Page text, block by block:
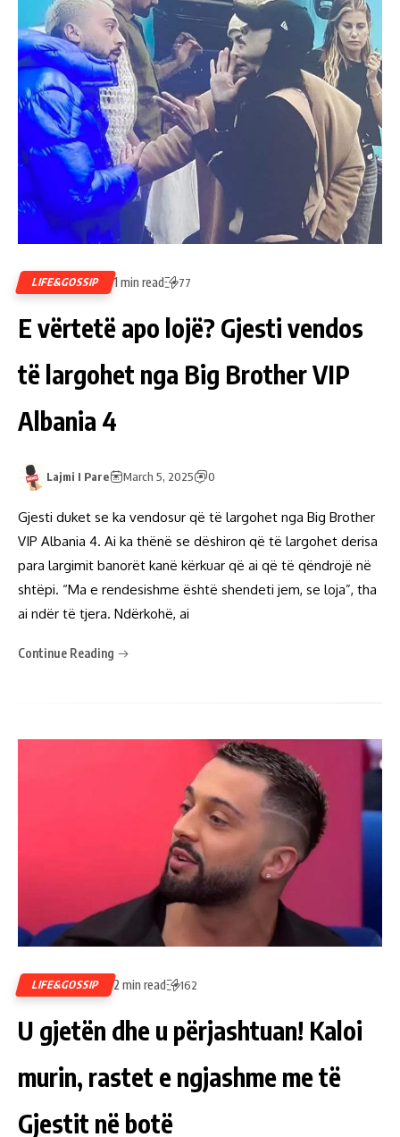
LIFE&GOSSIP 1 min read 77
E vërtetë apo lojë? Gjesti vendos
të largohet nga Big Brother VIP
Albania 4
Lajmi I Pare March 5, 2025 0
Gjesti duket se ka vendosur që të largohet nga Big Brother
VIP Albania 4. Ai ka thënë se dëshiron që të largohet derisa
para largimit banorët kanë kërkuar që ai që të qëndrojë në
shtëpi. “Ma e rendesishme është shendeti jem, se loja”, tha
ai ndër të tjera. Ndërkohë, ai
Continue Reading
LIFE&GOSSIP 2 min read 162
U gjetën dhe u përjashtuan! Kaloi
murin, rastet e ngjashme me të
Gjestit në botë